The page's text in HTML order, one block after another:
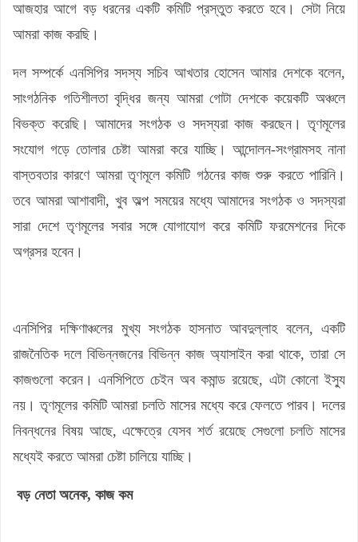
আজহার আগে বড় ধরনের একটি কমিটি প্রস্তুত করতে হবে। সেটা নিয়ে
আমরা কাজ করছি।
দল সম্পর্কে এনসিপির সদস্য সচিব আখতার হোসেন আমার দেশকে বলেন,
সাংগঠনিক গতিশীলতা বৃদ্ধির জন্য আমরা গোটা দেশকে কয়েকটি অঞ্চলে
বিভক্ত করেছি। আমাদের সংগঠক ও সদস্যরা কাজ করছেন। তৃণমূলের
সংযোগ গড়ে তোলার চেষ্টা আমরা করে যাচ্ছি। আন্দোলন-সংগ্রামসহ নানা
বাস্তবতার কারণে আমরা তৃণমূলে কমিটি গঠনের কাজ শুরু করতে পারিনি।
তবে আমরা আশাবাদী, খুব অল্প সময়ের মধ্যে আমাদের সংগঠক ও সদস্যরা
সারা দেশে তৃণমূলের সবার সঙ্গে যোগাযোগ করে কমিটি ফরমেশনের দিকে
অগ্রসর হবেন।
এনসিপির দক্ষিণাঞ্চলের মুখ্য সংগঠক হাসনাত আবদুল্লাহ বলেন, একটি
রাজনৈতিক দলে বিভিন্নজনের বিভিন্ন কাজ অ্যাসাইন করা থাকে, তারা সে
কাজগুলো করেন। এনসিপিতে চেইন অব কমান্ড রয়েছে, এটা কোনো ইস্যু
নয়। তৃণমূলের কমিটি আমরা চলতি মাসের মধ্যে করে ফেলতে পারব। দলের
নিবন্ধনের বিষয় আছে, এক্ষেত্রে যেসব শর্ত রয়েছে সেগুলো চলতি মাসের
মধ্যেই করতে আমরা চেষ্টা চালিয়ে যাচ্ছি।
বড় নেতা অনেক, কাজ কম